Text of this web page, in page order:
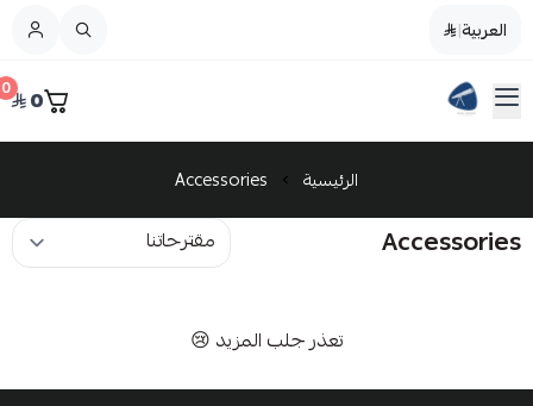
العربية|
كمال العلوم
0 0 القائمة الرئيسية
SkyWatcher
Telescopes
الرئيسية Accessories
Accessories
تعذر جلب المزيد 😢